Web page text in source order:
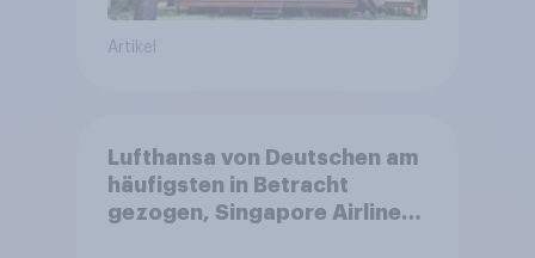
Artikel
Lufthansa von Deutschen am
häufigsten in Betracht
gezogen, Singapore Airlines